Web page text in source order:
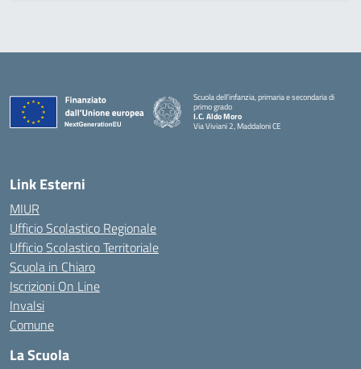
Scuola dell’infanzia, primaria e secondaria di
primo grado
I.C. Aldo Moro
Via Viviani 2, Maddaloni CE
Link Esterni
MIUR
Ufficio Scolastico Regionale
Ufficio Scolastico Territoriale
Scuola in Chiaro
Iscrizioni On Line
Invalsi
Comune
La Scuola